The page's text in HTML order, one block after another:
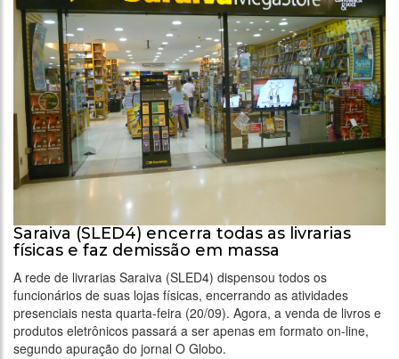
Saraiva (SLED4) encerra todas as livrarias
físicas e faz demissão em massa
A rede de livrarias Saraiva (SLED4) dispensou todos os
funcionários de suas lojas físicas, encerrando as atividades
presenciais nesta quarta-feira (20/09). Agora, a venda de livros e
produtos eletrônicos passará a ser apenas em formato on-line,
segundo apuração do jornal O Globo.